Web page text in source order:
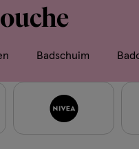
Badschuim